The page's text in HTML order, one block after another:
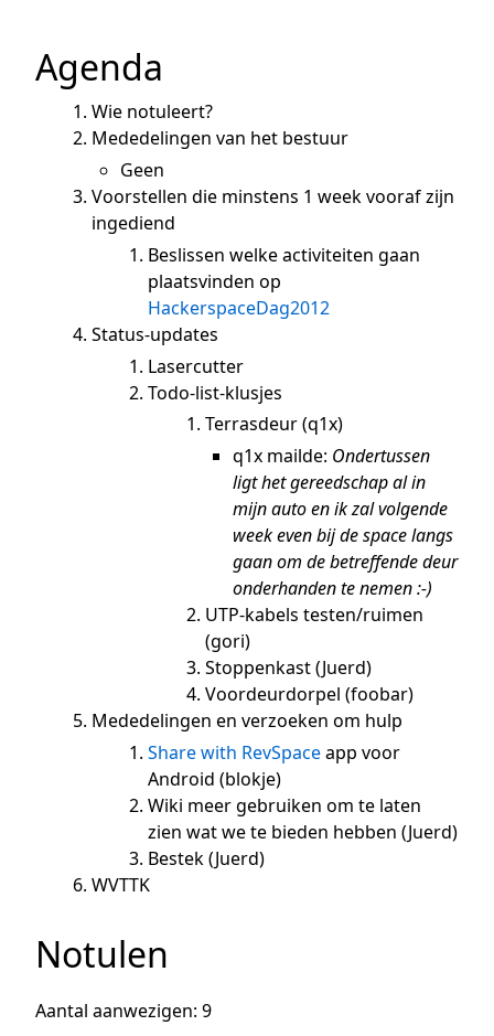
Agenda
Wie notuleert?
Mededelingen van het bestuur
Geen
Voorstellen die minstens 1 week vooraf zijn
ingediend
Beslissen welke activiteiten gaan
plaatsvinden op
HackerspaceDag2012
Status-updates
Lasercutter
Todo-list-klusjes
Terrasdeur (q1x)
q1x mailde: Ondertussen
ligt het gereedschap al in
mijn auto en ik zal volgende
week even bij de space langs
gaan om de betreffende deur
onderhanden te nemen :-)
UTP-kabels testen/ruimen
(gori)
Stoppenkast (Juerd)
Voordeurdorpel (foobar)
Mededelingen en verzoeken om hulp
Share with RevSpaceapp voor
Android (blokje)
Wiki meer gebruiken om te laten
zien wat we te bieden hebben (Juerd)
Bestek (Juerd)
WVTTK
Notulen
Aantal aanwezigen: 9